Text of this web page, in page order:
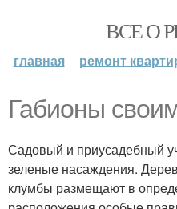
ВСЕ О
главная ремонт
Габионы
Садовый и приусадебный
зеленые насаждения.
клумбы размещают в